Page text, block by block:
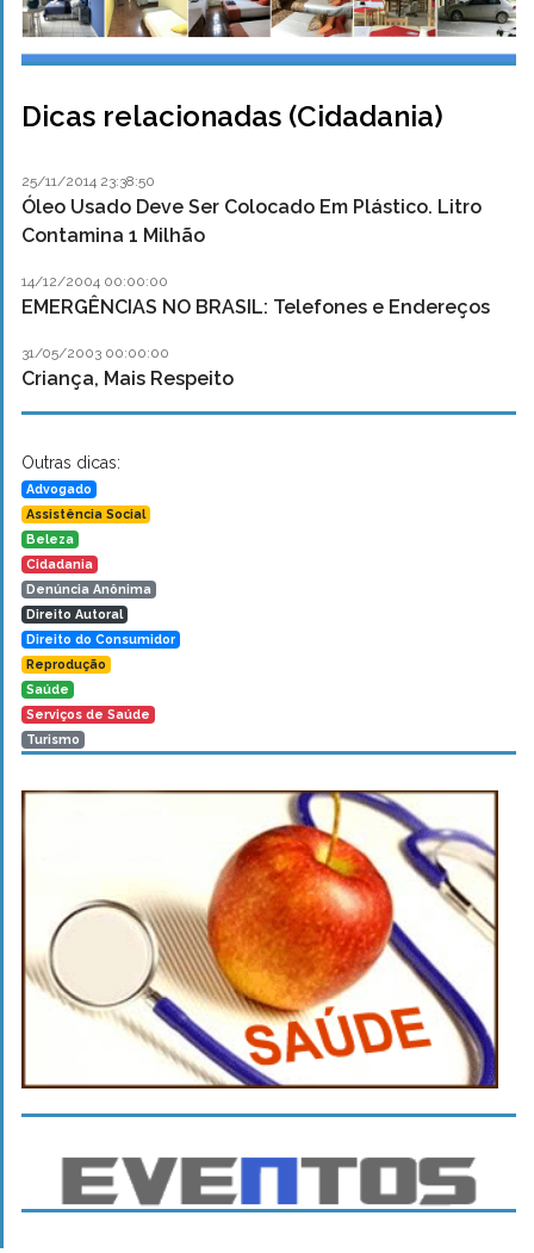
Dicas relacionadas (Cidadania)
25/11/2014 23:38:50
Óleo Usado Deve Ser Colocado Em Plástico. Litro
Contamina 1 Milhão
14/12/2004 00:00:00
EMERGÊNCIAS NO BRASIL: Telefones e Endereços
31/05/2003 00:00:00
Criança, Mais Respeito
Outras dicas:
Advogado
Assistência Social
Beleza
Cidadania
Denúncia Anônima
Direito Autoral
Direito do Consumidor
Reprodução
Saúde
Serviços de Saúde
Turismo